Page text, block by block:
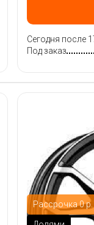
Сегодня после
Под заказ
Рассрочка 0 р.